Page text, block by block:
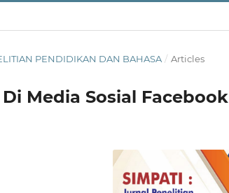
PENDIDIKAN DAN BAHASA / Articles
Media Sosial Facebook